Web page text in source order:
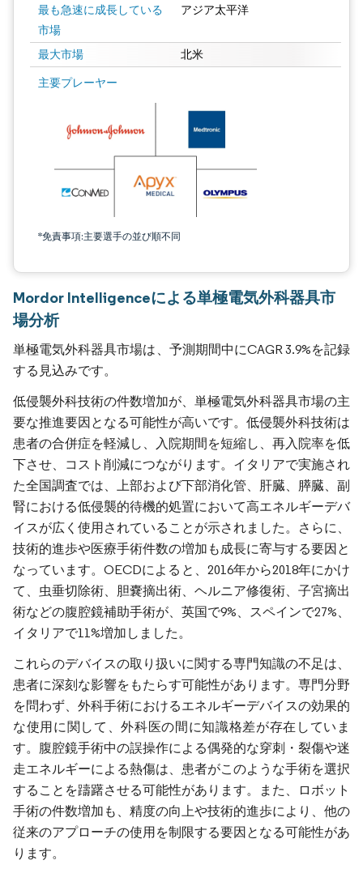
最も急速に成長している
市場
アジア太平洋
最大市場 北米
主要プレーヤー
*免責事項:主要選手の並び順不同
Mordor Intelligenceによる単極電気外科器具市
場分析
単極電気外科器具市場は、予測期間中にCAGR 3.9%を記録
する見込みです。
低侵襲外科技術の件数増加が、単極電気外科器具市場の主
要な推進要因となる可能性が高いです。低侵襲外科技術は
患者の合併症を軽減し、入院期間を短縮し、再入院率を低
下させ、コスト削減につながります。イタリアで実施され
た全国調査では、上部および下部消化管、肝臓、膵臓、副
腎における低侵襲的待機的処置において高エネルギーデバ
イスが広く使用されていることが示されました。さらに、
技術的進歩や医療手術件数の増加も成長に寄与する要因と
なっています。OECDによると、2016年から2018年にかけ
て、虫垂切除術、胆嚢摘出術、ヘルニア修復術、子宮摘出
術などの腹腔鏡補助手術が、英国で9%、スペインで27%、
イタリアで11%増加しました。
これらのデバイスの取り扱いに関する専門知識の不足は、
患者に深刻な影響をもたらす可能性があります。専門分野
を問わず、外科手術におけるエネルギーデバイスの効果的
な使用に関して、外科医の間に知識格差が存在していま
す。腹腔鏡手術中の誤操作による偶発的な穿刺・裂傷や迷
走エネルギーによる熱傷は、患者がこのような手術を選択
することを躊躇させる可能性があります。また、ロボット
手術の件数増加も、精度の向上や技術的進歩により、他の
従来のアプローチの使用を制限する要因となる可能性があ
ります。